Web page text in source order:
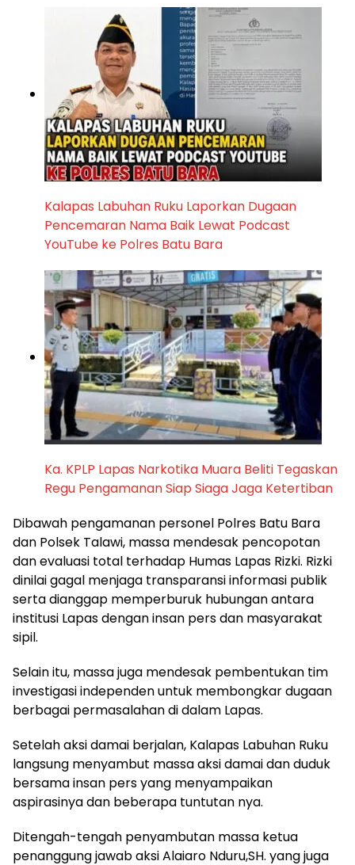
Kalapas Labuhan Ruku Laporkan Dugaan
Pencemaran Nama Baik Lewat Podcast
YouTube ke Polres Batu Bara
Ka. KPLP Lapas Narkotika Muara Beliti Tegaskan
Regu Pengamanan Siap Siaga Jaga Ketertiban
‎‎Dibawah pengamanan personel Polres Batu Bara
dan Polsek Talawi, massa mendesak pencopotan
dan evaluasi total terhadap Humas Lapas Rizki. Rizki
dinilai gagal menjaga transparansi informasi publik
serta dianggap memperburuk hubungan antara
institusi Lapas dengan insan pers dan masyarakat
sipil.
‎‎Selain itu, massa juga mendesak pembentukan tim
investigasi independen untuk membongkar dugaan
berbagai permasalahan di dalam Lapas.
Setelah aksi damai berjalan, Kalapas Labuhan Ruku
langsung menyambut massa aksi damai dan duduk
bersama insan pers yang menyampaikan
aspirasinya dan beberapa tuntutan nya.
Ditengah-tengah penyambutan massa ketua
penanggung jawab aksi Alaiaro Nduru,SH. yang juga